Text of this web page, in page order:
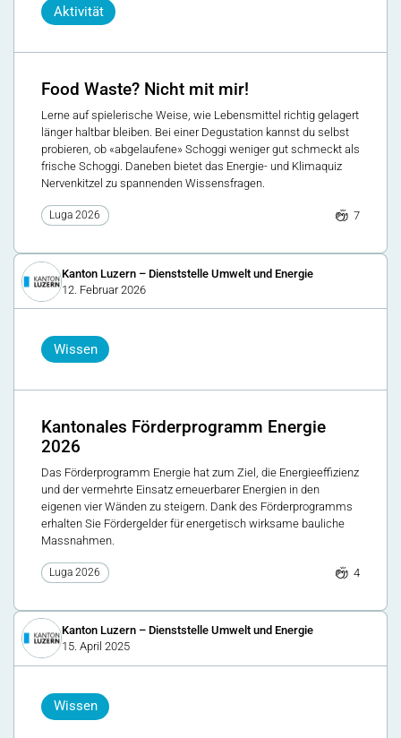
Aktivität
Food Waste? Nicht mit mir!
Lerne auf spielerische Weise, wie Lebensmittel richtig gelagert
länger haltbar bleiben. Bei einer Degustation kannst du selbst
probieren, ob «abgelaufene» Schoggi weniger gut schmeckt als
frische Schoggi. Daneben bietet das Energie- und Klimaquiz
Nervenkitzel zu spannenden Wissensfragen.
Luga 2026 7
Kanton Luzern – Dienststelle Umwelt und Energie
12. Februar 2026
Wissen
Kantonales Förderprogramm Energie
2026
Das Förderprogramm Energie hat zum Ziel, die Energieeffizienz
und der vermehrte Einsatz erneuerbarer Energien in den
eigenen vier Wänden zu steigern. Dank des Förderprogramms
erhalten Sie Fördergelder für energetisch wirksame bauliche
Massnahmen.
Luga 2026 4
Kanton Luzern – Dienststelle Umwelt und Energie
15. April 2025
Wissen